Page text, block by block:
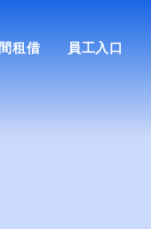
租借 員工入口